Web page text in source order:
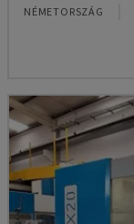
NÉMETORSZÁG